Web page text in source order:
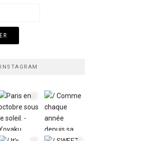
INSTAGRAM